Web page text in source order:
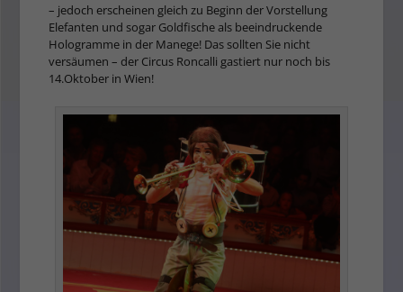
– jedoch erscheinen gleich zu Beginn der Vorstellung
Elefanten und sogar Goldfische als beeindruckende
Hologramme in der Manege! Das sollten Sie nicht
versäumen – der Circus Roncalli gastiert nur noch bis
14.Oktober in Wien!